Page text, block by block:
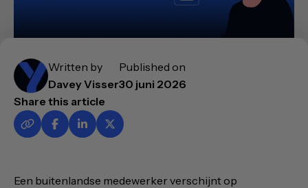
Written by
Davey Visser
Published on
30 juni 2026
Share this article
Een buitenlandse medewerker verschijnt op